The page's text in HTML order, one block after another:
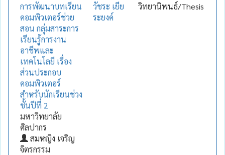
การพัฒนาบทเรียน
คอมพิวเตอร์ช่วย
สอน กลุ่มสาระการ
เรียนรู้การงาน
อาชีพและ
เทคโนโลยี เรื่อง
ส่วนประกอบ
คอมพิวเตอร์
สำหรับนักเรียนช่วง
ชั้นปีที่ 2
มหาวิทยาลัย
ศิลปากร
สมหญิง เจริญ
จิตรกรรม
วัชระ เยีย
ระยงค์
วิทยานิพนธ์/Thesis